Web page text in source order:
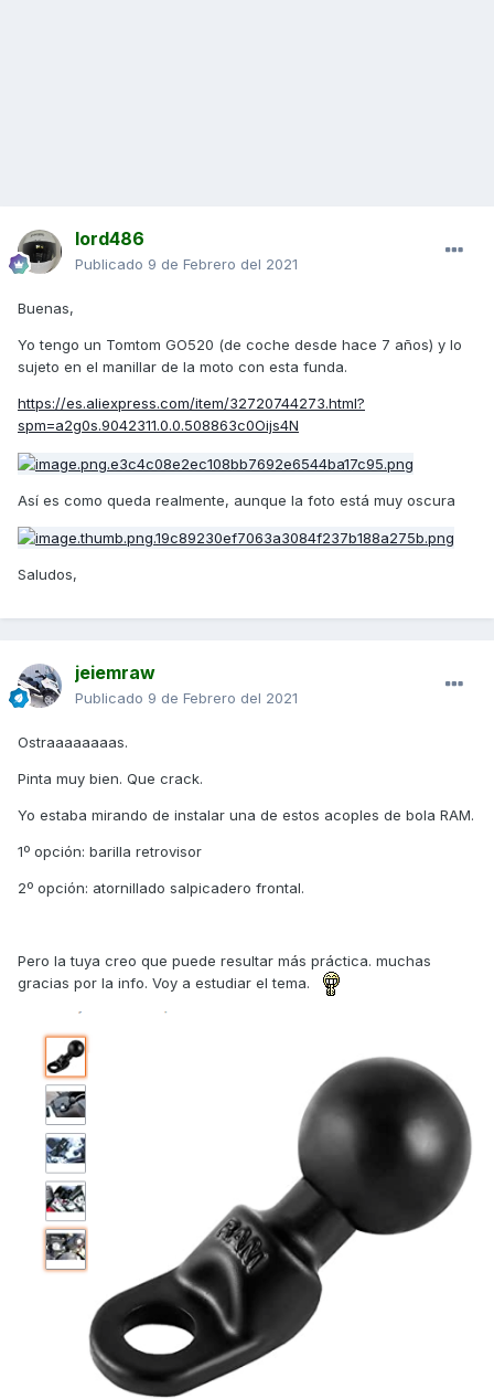
lord486
Publicado 9 de Febrero del 2021
Buenas,
Yo tengo un Tomtom GO520 (de coche desde hace 7 años) y lo
sujeto en el manillar de la moto con esta funda.
https://es.aliexpress.com/item/32720744273.html?
spm=a2g0s.9042311.0.0.508863c0Oijs4N
Así es como queda realmente, aunque la foto está muy oscura
Saludos,
jeiemraw
Publicado 9 de Febrero del 2021
Ostraaaaaaaas.
Pinta muy bien. Que crack.
Yo estaba mirando de instalar una de estos acoples de bola RAM.
1º opción: barilla retrovisor
2º opción: atornillado salpicadero frontal.
Pero la tuya creo que puede resultar más práctica. muchas
gracias por la info. Voy a estudiar el tema.